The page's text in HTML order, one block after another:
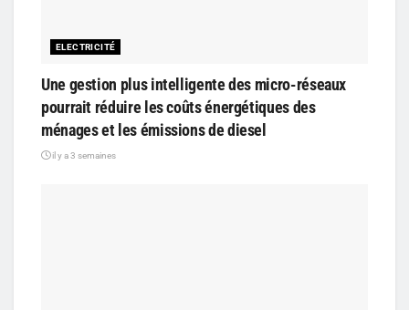
ELECTRICITÉ
Une gestion plus intelligente des micro-réseaux
pourrait réduire les coûts énergétiques des
ménages et les émissions de diesel
il y a 3 semaines